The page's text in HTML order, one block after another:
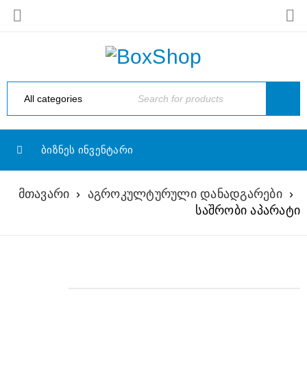
ᲑᲘᲖᲜᲔᲡ ᲘᲜᲕᲔᲜᲢᲐᲠᲘ
მთავარი › აგროკულტურული დანადგარები ›
საშრობი აპარატი